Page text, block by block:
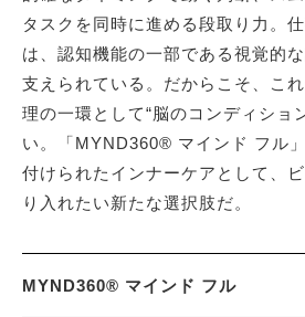
タスクを同時に進める段取り力。
は、認知機能の一部である視覚的
支えられている。だからこそ、こ
理の一環として“脳のコンディショ
い。「MYND360® マインド フル
付けられたインナーケアとして、
り入れたい新たな選択肢だ。
MYND360® マインド フル